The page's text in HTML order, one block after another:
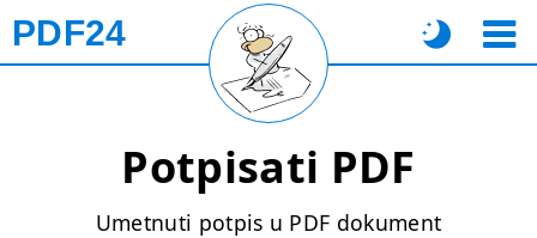
PDF24
Potpisati PDF
Umetnuti potpis u PDF dokument